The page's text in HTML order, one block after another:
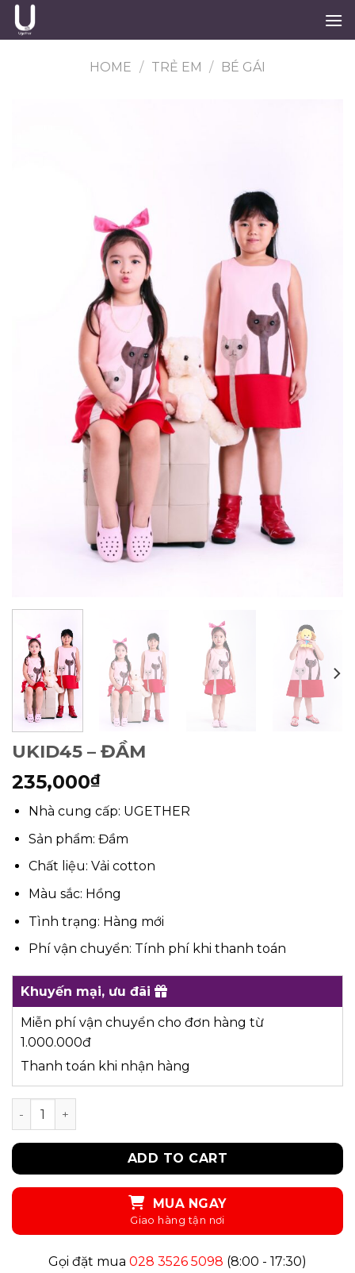
Skip
HOME / TRẺ EM / BÉ GÁI
UKID45 – ĐẦM
235,000₫
Nhà cung cấp: UGETHER
Sản phẩm: Đầm
Chất liệu: Vải cotton
Màu sắc: Hồng
Tình trạng: Hàng mới
Phí vận chuyển: Tính phí khi thanh toán
Khuyến mại, ưu đãi
Miễn phí vận chuyển cho đơn hàng từ
1.000.000đ
Thanh toán khi nhận hàng
UKID45 - ĐẦM quantity
ADD TO CART
MUA NGAY
Gọi đặt mua 028 3526 5098 (8:00 - 17:30)